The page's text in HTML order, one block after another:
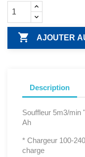
 AJOUTER
Description
Souffleur 5m3/min
Ah
* Chargeur 100-
charge